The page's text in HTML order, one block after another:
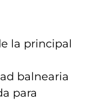
la principal
balnearia
para